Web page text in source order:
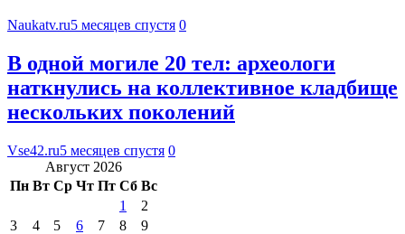
Naukatv.ru5 месяцев спустя 0
В одной могиле 20 тел: археологи
наткнулись на коллективное кладбище
нескольких поколений
Vse42.ru5 месяцев спустя 0
Август 2026
Пн Вт Ср Чт Пт Сб Вс
1
2
3
4 5 6 7 8
9